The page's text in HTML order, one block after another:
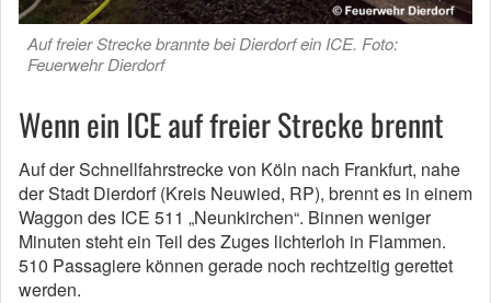
Auf freier Strecke brannte bei Dierdorf ein ICE. Foto:
Feuerwehr Dierdorf
Wenn ein ICE auf freier Strecke brennt
Auf der Schnellfahrstrecke von Köln nach Frankfurt, nahe
der Stadt Dierdorf (Kreis Neuwied, RP), brennt es in einem
Waggon des ICE 511 „Neunkirchen“. Binnen weniger
Minuten steht ein Teil des Zuges lichterloh in Flammen.
510 Passagiere können gerade noch rechtzeitig gerettet
werden.